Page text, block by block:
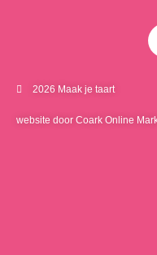
2026 Maak je taart
website door Coark Online